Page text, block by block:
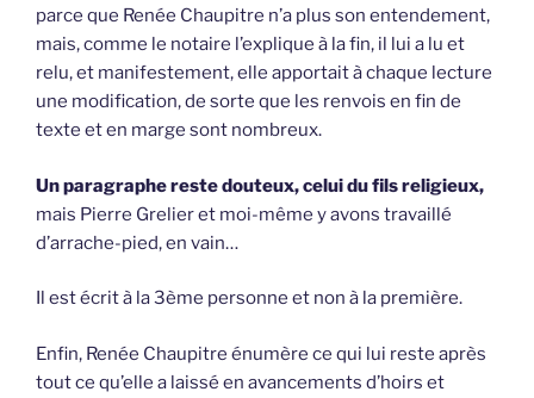
parce que Renée Chaupitre n’a plus son entendement,
mais, comme le notaire l’explique à la fin, il lui a lu et
relu, et manifestement, elle apportait à chaque lecture
une modification, de sorte que les renvois en fin de
texte et en marge sont nombreux.
Un paragraphe reste douteux, celui du fils religieux,
mais Pierre Grelier et moi-même y avons travaillé
d’arrache-pied, en vain…
Il est écrit à la 3ème personne et non à la première.
Enfin, Renée Chaupitre énumère ce qui lui reste après
tout ce qu’elle a laissé en avancements d’hoirs et